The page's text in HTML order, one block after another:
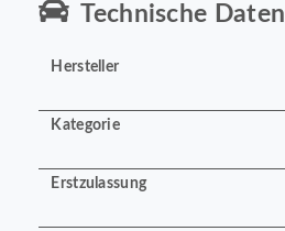
Technische Daten
Hersteller
Kategorie
Erstzulassung